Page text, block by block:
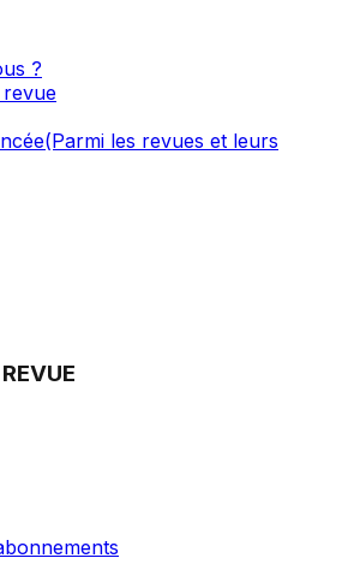
?
revue
(Parmi les revues et leurs